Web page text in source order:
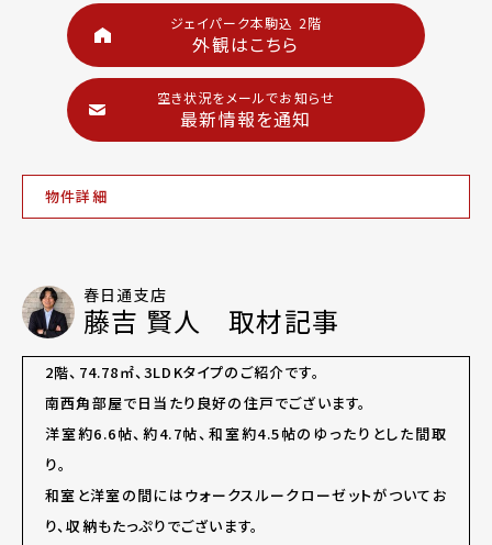
ジェイパーク本駒込 2階
外観はこちら
空き状況をメールでお知らせ
最新情報を通知
物件詳細
春日通支店
藤吉 賢人 取材記事
2階、74.78㎡、3LDKタイプのご紹介です。
南西角部屋で日当たり良好の住戸でございます。
洋室約6.6帖、約4.7帖、和室約4.5帖のゆったりとした間取
り。
和室と洋室の間にはウォークスルークローゼットがついてお
り、収納もたっぷりでございます。